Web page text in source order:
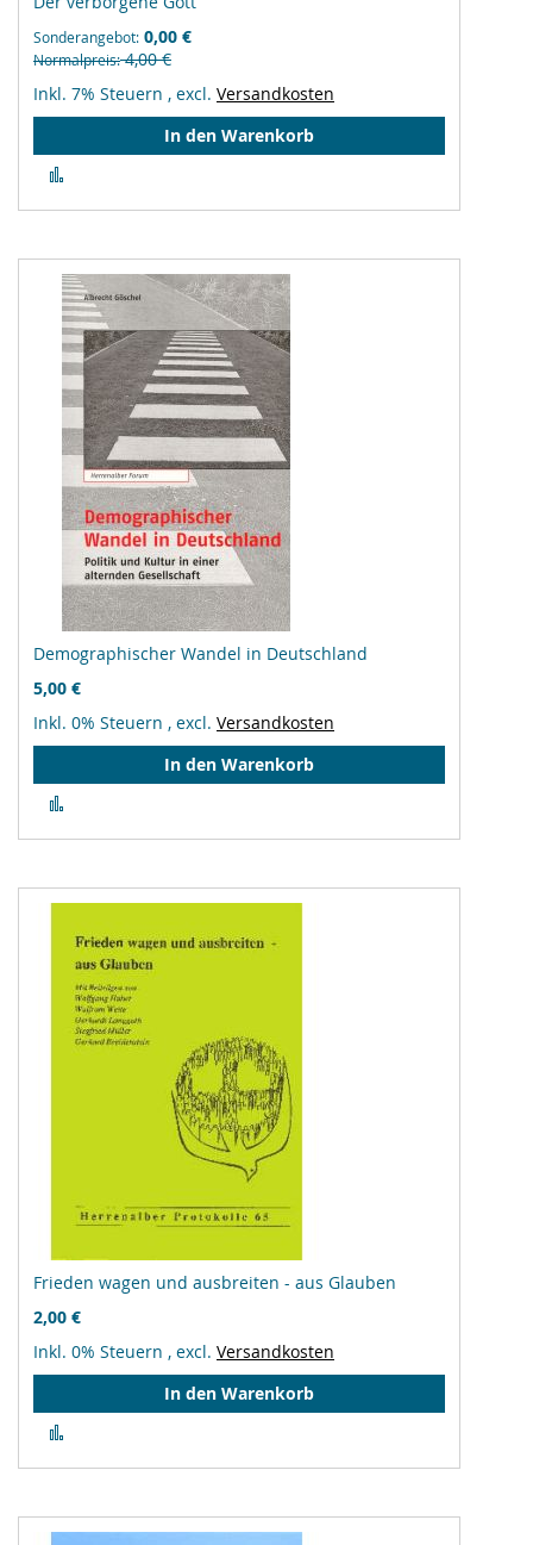
Sonderangebot 0,00 €
Normalpreis 4,00 €
Inkl. 7% Steuern , excl. Versandkosten
In den Warenkorb
hinzufügen
Demographischer Wandel in Deutschland
5,00 €
Inkl. 0% Steuern , excl. Versandkosten
In den Warenkorb
hinzufügen
Frieden wagen und ausbreiten - aus Glauben
2,00 €
Inkl. 0% Steuern , excl. Versandkosten
In den Warenkorb
hinzufügen